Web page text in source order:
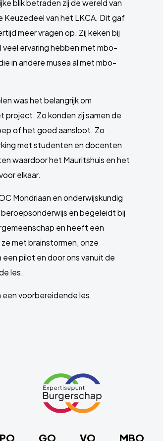
blik betraden zij de wereld van
van het LKCA. Dit gaf
meer vragen op. Zij keken bij
veel ervaring hebben met mbo-
in andere musea al met mbo-
was het belangrijk om
Zo konden zij samen de
of het goed aansloot. Zo
met studenten en docenten
waardoor het Mauritshuis en het
elkaar.
Mondriaan en onderwijskundig
en begeleidt bij
en heeft een
met brainstormen, onze
pilot en door ons vanuit de
les.
voorbereidende les.
PO GO VO MBO